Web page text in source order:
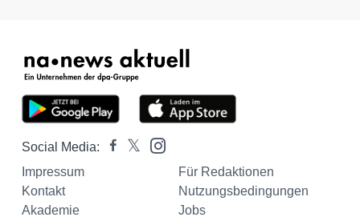
Social Media:
Impressum
Für Redaktionen
Kontakt
Nutzungsbedingungen
Akademie
Jobs